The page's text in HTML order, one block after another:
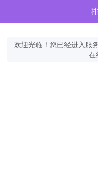
欢迎光临！您已经进入服
在